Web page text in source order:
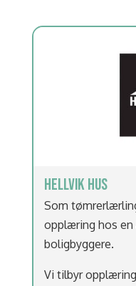
HELLVIK HUS
Som
opplæring hos en
boligbyggere.
Vi tilbyr